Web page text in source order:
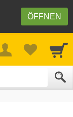
ÖFFNEN